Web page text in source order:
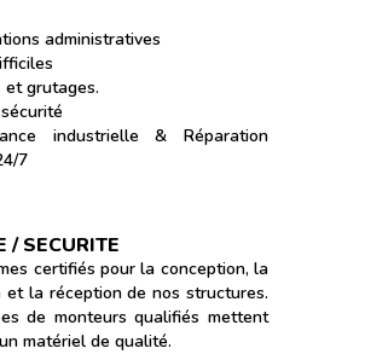
administratives
et grutages.
industrielle & Réparation
7
/ SECURITE
certifiés pour la conception, la
et la réception de nos structures.
de monteurs qualifiés mettent
matériel de qualité.